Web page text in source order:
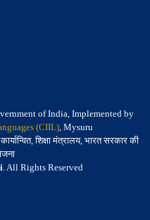
of India, Implemented by
(CIIL), Mysuru
शिक्षा मंत्रालय, भारत सरकार की
. All Rights Reserved